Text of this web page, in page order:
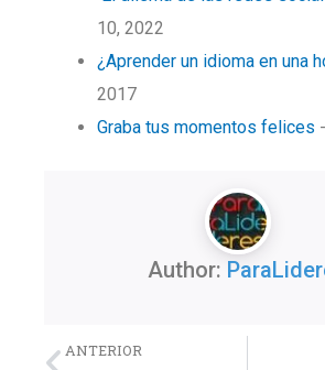
10, 2022
¿Aprender un idioma en una
2017
Graba tus momentos felices
Author:
Previo
ANTERIOR